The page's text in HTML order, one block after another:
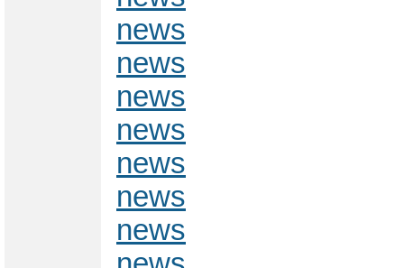
news
news
news
news
news
news
news